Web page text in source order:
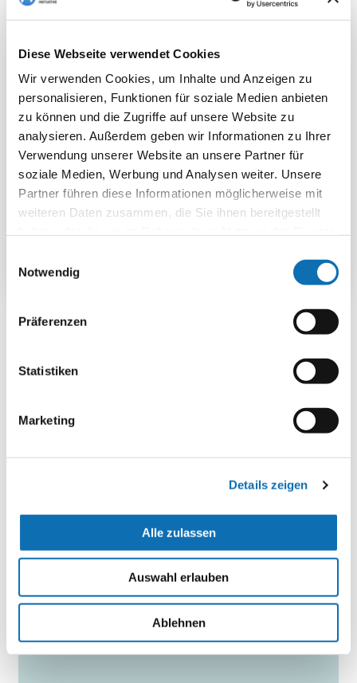
Diese Webseite verwendet Cookies
Wir verwenden Cookies, um Inhalte und Anzeigen zu
personalisieren, Funktionen für soziale Medien anbieten
zu können und die Zugriffe auf unsere Website zu
analysieren. Außerdem geben wir Informationen zu Ihrer
Verwendung unserer Website an unsere Partner für
soziale Medien, Werbung und Analysen weiter. Unsere
Partner führen diese Informationen möglicherweise mit
weiteren Daten zusammen, die Sie ihnen bereitgestellt
Notwendig
Präferenzen
Statistiken
Marketing
Details zeigen
Alle zulassen
Auswahl erlauben
Ablehnen
inhaltliche und technische Mindestanforderungen
Vorhabenschreibung 4.2.7a
Klärschlammverwertung
xlsx | 4.13 MB
Download
Kommen Sie mit uns ins Gespräch über
Ihr Ansprechpartner
kommunalrichtlinie@z-u-
g.org